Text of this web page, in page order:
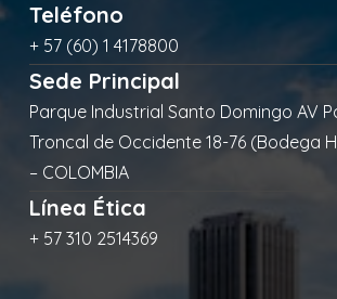
Teléfono
+ 57 (60) 1 4178800
Sede Principal
Parque Industrial Santo Domingo AV
Troncal de Occidente 18-76 (Bodega
– COLOMBIA
Línea Ética
+ 57 310 2514369